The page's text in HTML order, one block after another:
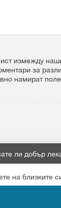
измежду
за
намират
с
ли добър
на близките